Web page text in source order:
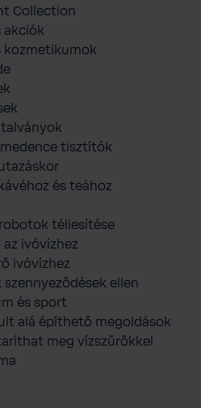
Collection
akciók
kozmetikumok
tisztítók
és teához
téliesítése
az ivóvízhez
ivóvízhez
szennyeződések ellen
és sport
alá építhető megoldások
meg vízszűrőkkel